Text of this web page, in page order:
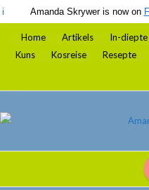
i Amanda Skrywer is now on
Home Artikels In-diepte
Kuns
Kosreise Resepte